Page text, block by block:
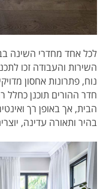
לכל אחד מחדרי השינה
השירות והעבודה זכו
נוח, פתרונות אחסון
חדר ההורים תוכנן
הבית, אך באופן רך
בהיר ותאורה עדינה,